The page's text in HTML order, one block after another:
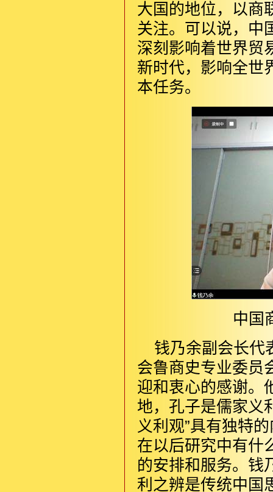
大国的地位，以商
关注。可以说，中
深刻影响着世界贸
新时代，影响全世
本任务。
中国
钱乃余副会长代
会鲁商史专业委员
迎和衷心的感谢。
地，孔子是儒家义
义利观”具有独特
在以后研究中有什
的安排和服务。钱
利之辨是传统中国